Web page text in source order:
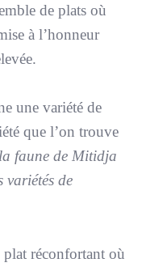
de plats où
à l’honneur
une variété de
que l’on trouve
faune de Mitidja
variétés de
réconfortant où